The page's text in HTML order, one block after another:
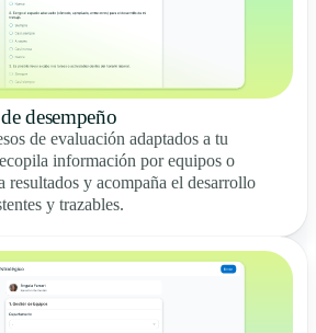
desempeño
de evaluación adaptados a tu
información por equipos o
resultados y acompaña el desarrollo
y trazables.